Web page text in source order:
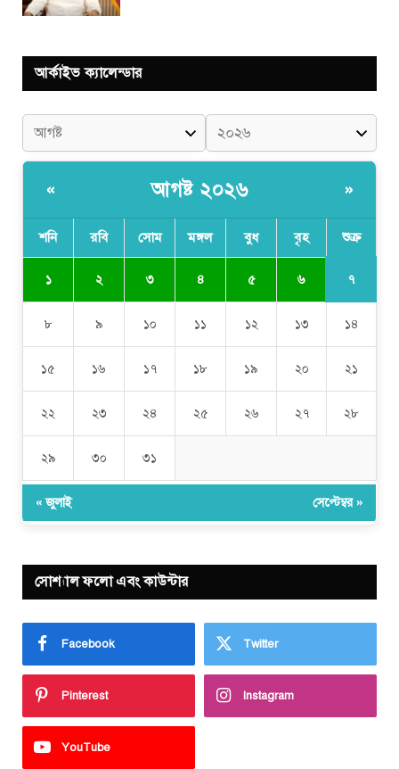
আর্কাইভ ক্যালেন্ডার
« আগষ্ট ২০২৬ »
শনি রবি সোম মঙ্গল বুধ বৃহ শুক্র
১ ২ ৩ ৪ ৫ ৬ ৭
৮ ৯ ১০ ১১ ১২ ১৩ ১৪
১৫ ১৬ ১৭ ১৮ ১৯ ২০ ২১
২২ ২৩ ২৪ ২৫ ২৬ ২৭ ২৮
২৯ ৩০ ৩১
« জুলাই সেপ্টেম্বর »
সোশ্যাল ফলো এবং কাউন্টার
Facebook Twitter
Pinterest Instagram
YouTube